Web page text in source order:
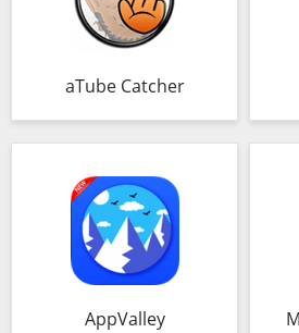
aTube Catcher
AppValley